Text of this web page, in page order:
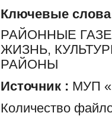
Ключевые слова
РАЙОННЫЕ
ЖИЗНЬ,
РАЙОНЫ
Источник : МУП
Количество